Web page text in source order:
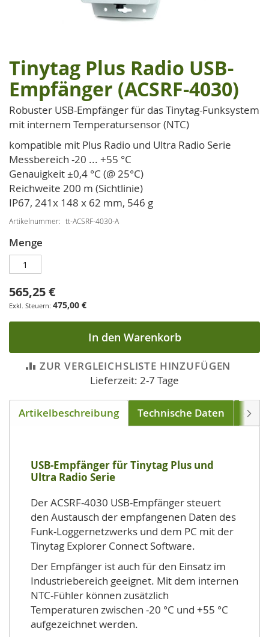
Zum
Anfang
der
Bildgalerie
springen
Tinytag Plus Radio USB-
Empfänger (ACSRF-4030)
Robuster USB-Empfänger für das Tinytag-Funksystem
mit internem Temperatursensor (NTC)
kompatible mit Plus Radio und Ultra Radio Serie
Messbereich -20 ... +55 °C
Genauigkeit ±0,4 °C (@ 25°C)
Reichweite 200 m (Sichtlinie)
IP67, 241x 148 x 62 mm, 546 g
Artikelnummer tt-ACSRF-4030-A
Menge
565,25 €
475,00 €
In den Warenkorb
ZUR VERGLEICHSLISTE HINZUFÜGEN
Lieferzeit: 2-7 Tage
Artikelbeschreibung Technische Daten
USB-Empfänger für Tinytag Plus und
Ultra Radio Serie
Der ACSRF-4030 USB-Empfänger steuert
den Austausch der empfangenen Daten des
Funk-Loggernetzwerks und dem PC mit der
Tinytag Explorer Connect Software.
Der Empfänger ist auch für den Einsatz im
Industriebereich geeignet. Mit dem internen
NTC-Fühler können zusätzlich
Temperaturen zwischen -20 °C und +55 °C
aufgezeichnet werden.